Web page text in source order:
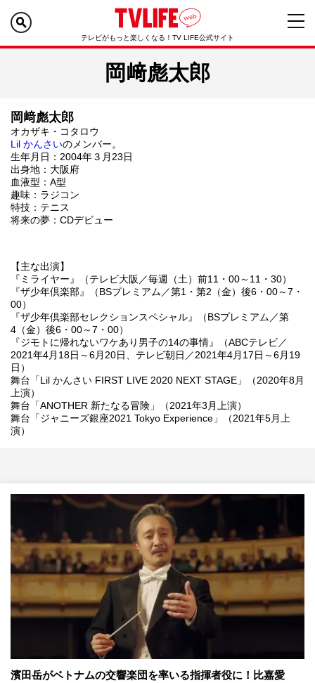
テレビがもっと楽しくなる！TV LIFE公式サイト
岡﨑彪太郎
岡﨑彪太郎
オカザキ・コタロウ
Lil かんさいのメンバー。
生年月日：2004年３月23日
出身地：大阪府
血液型：A型
趣味：ラジコン
特技：テニス
将来の夢：CDデビュー
【主な出演】
『ミライヤー』（テレビ大阪／毎週（土）前11・00～11・30）
『ザ少年倶楽部』（BSプレミアム／第1・第2（金）後6・00～7・
00）
『ザ少年倶楽部セレクションスペシャル』（BSプレミアム／第
4（金）後6・00～7・00）
『ジモトに帰れないワケあり男子の14の事情』（ABCテレビ／
2021年4月18日～6月20日、テレビ朝日／2021年4月17日～6月19
日）
舞台「Lil かんさい FIRST LIVE 2020 NEXT STAGE」（2020年8月
上演）
舞台「ANOTHER 新たなる冒険」（2021年3月上演）
舞台「ジャニーズ銀座2021 Tokyo Experience」（2021年5月上
演）
濱田岳がベトナムの交響楽団を率いる指揮者役に！比嘉愛